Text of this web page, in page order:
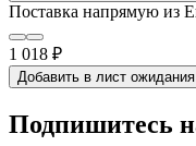
Поставка напрямую из
1 018 ₽
Добавить в лист ожидания
Подпишитесь